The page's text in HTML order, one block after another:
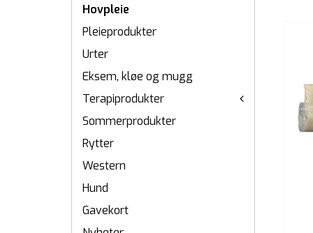
Hovpleie
Pleieprodukter
Urter
Eksem, kløe og mugg
Terapiprodukter
Sommerprodukter
Rytter
Western
Hund
Gavekort